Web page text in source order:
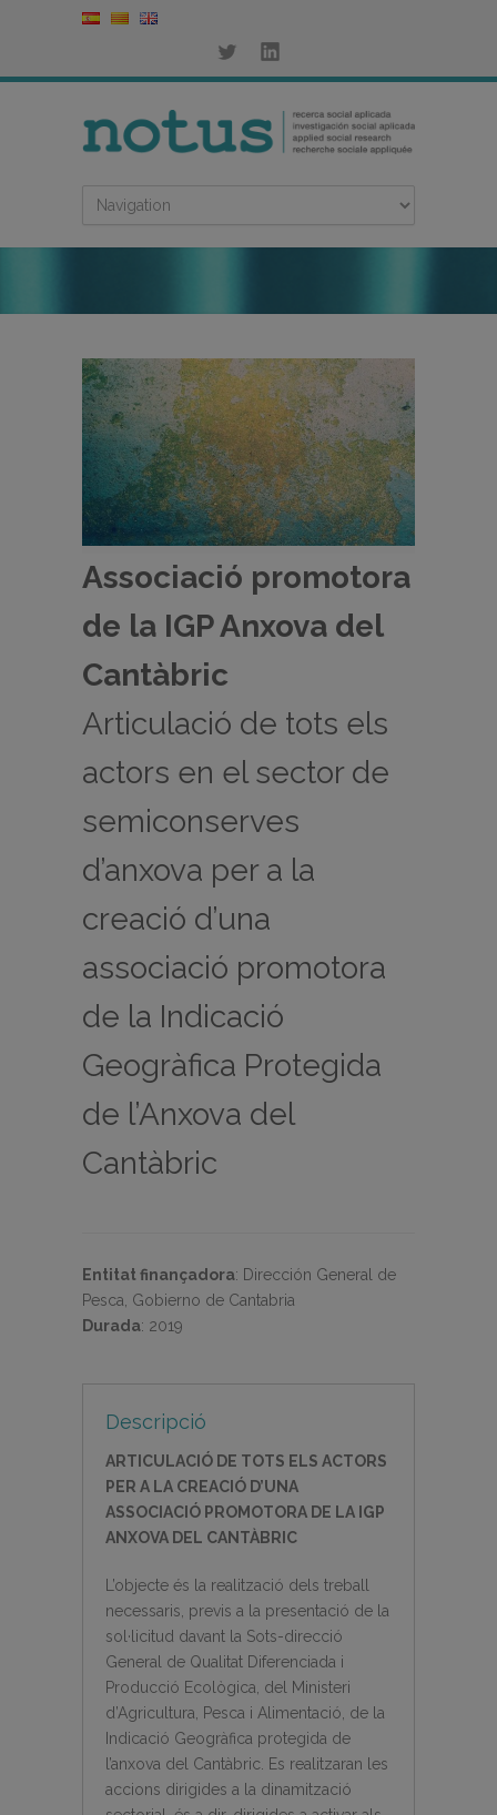
Associació promotora
de la IGP Anxova del
Cantàbric
Articulació de tots els
actors en el sector de
semiconserves
d’anxova per a la
creació d’una
associació promotora
de la Indicació
Geogràfica Protegida
de l’Anxova del
Cantàbric
Entitat finançadora: Dirección General de
Pesca, Gobierno de Cantabria
Durada: 2019
Descripció
ARTICULACIÓ DE TOTS ELS ACTORS
PER A LA CREACIÓ D’UNA
ASSOCIACIÓ PROMOTORA DE LA IGP
ANXOVA DEL CANTÀBRIC
L’objecte és la realització dels treball
necessaris, previs a la presentació de la
sol · licitud davant la Sots-direcció
General de Qualitat Diferenciada i
Producció Ecològica, del Ministeri
d’Agricultura, Pesca i Alimentació, de la
Indicació Geogràfica protegida de
l’anxova del Cantàbric. Es realitzaran les
accions dirigides a la dinamització